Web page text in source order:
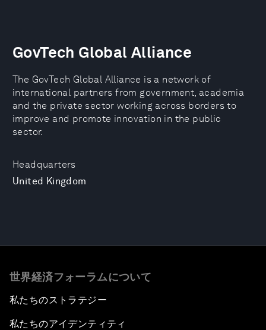
Headquarters
United Kingdom
GovTech Global Alliance
The GovTech Global Alliance is a network of
international partners from government, academia
and the private sector working across borders to
improve and promote innovation in the public
sector.
世界経済フォーラムについて
私たちのストラテジー
私たちのアイデンティティ